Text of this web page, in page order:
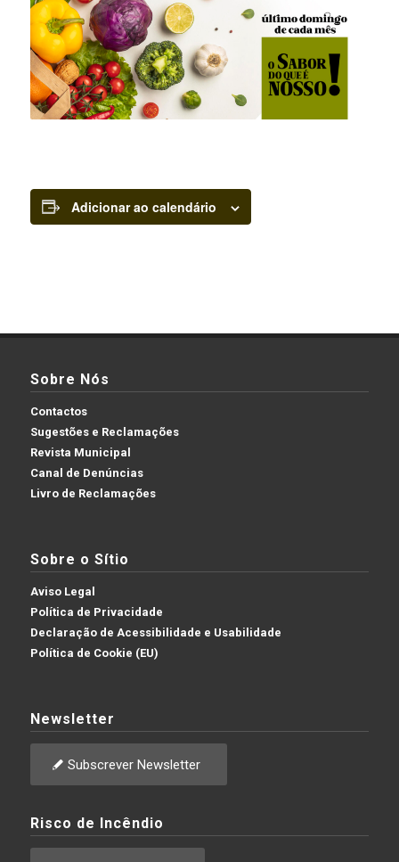
Adicionar ao calendário
Sobre Nós
Contactos
Sugestões e Reclamações
Revista Municipal
Canal de Denúncias
Livro de Reclamações
Sobre o Sítio
Aviso Legal
Política de Privacidade
Declaração de Acessibilidade e Usabilidade
Política de Cookie (EU)
Newsletter
Subscrever Newsletter
Risco de Incêndio